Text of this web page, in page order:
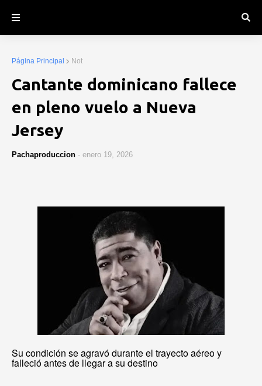
Página Principal Not
Cantante dominicano fallece
en pleno vuelo a Nueva
Jersey
Pachaproduccion - enero 19, 2026
Su condición se agravó durante el trayecto aéreo y
falleció antes de llegar a su destino